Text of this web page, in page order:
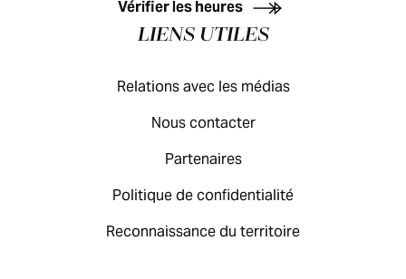
Vérifier les heures
LIENS UTILES
Relations avec les médias
Nous contacter
Partenaires
Politique de confidentialité
Reconnaissance du territoire